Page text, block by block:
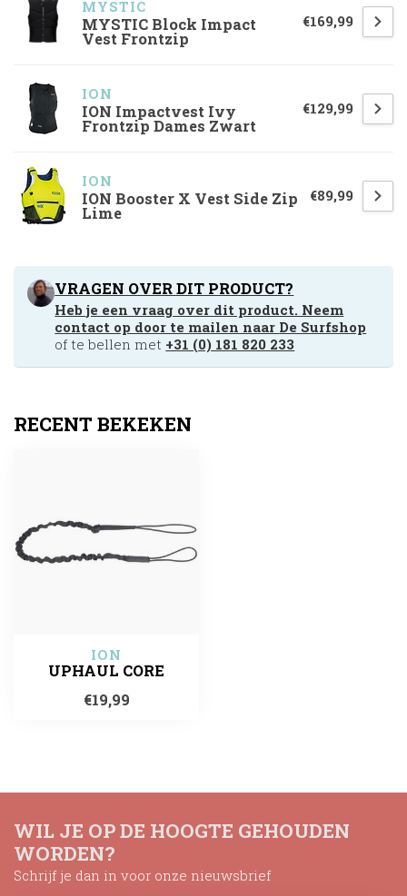
MYSTIC
MYSTIC Block Impact
Vest Frontzip
€169,99
ION
ION Impactvest Ivy
Frontzip Dames Zwart
€129,99
ION
ION Booster X Vest Side Zip
Lime
€89,99
VRAGEN OVER DIT PRODUCT?
Heb je een vraag over dit product. Neem
contact op door te mailen naar De Surfshop
of te bellen met +31 (0) 181 820 233
RECENT BEKEKEN
ION
UPHAUL CORE
€19,99
WIL JE OP DE HOOGTE GEHOUDEN
WORDEN?
Schrijf je dan in voor onze nieuwsbrief